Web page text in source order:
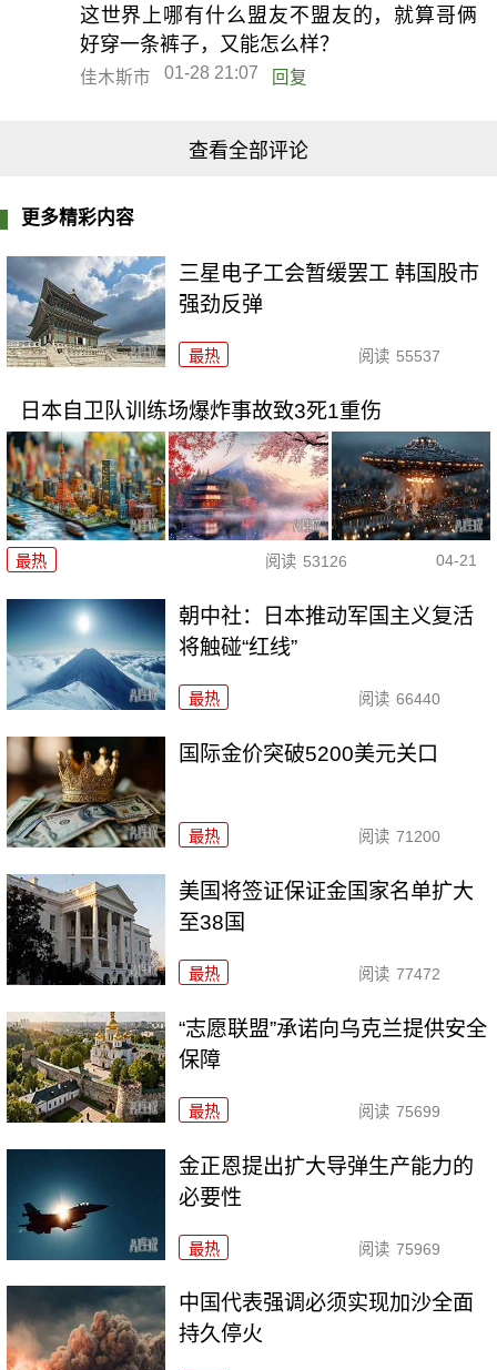
这世界上哪有什么盟友不盟友的，就算哥俩
好穿一条裤子，又能怎么样？
佳木斯市 01-28 21:07 回复
查看全部评论
更多精彩内容
三星电子工会暂缓罢工 韩国股市
强劲反弹
最热 阅读 55537
日本自卫队训练场爆炸事故致3死1重伤
最热 阅读 53126 04-21
朝中社：日本推动军国主义复活
将触碰“红线”
最热 阅读 66440
国际金价突破5200美元关口
最热 阅读 71200
美国将签证保证金国家名单扩大
至38国
最热 阅读 77472
“志愿联盟”承诺向乌克兰提供安全
保障
最热 阅读 75699
金正恩提出扩大导弹生产能力的
必要性
最热 阅读 75969
中国代表强调必须实现加沙全面
持久停火